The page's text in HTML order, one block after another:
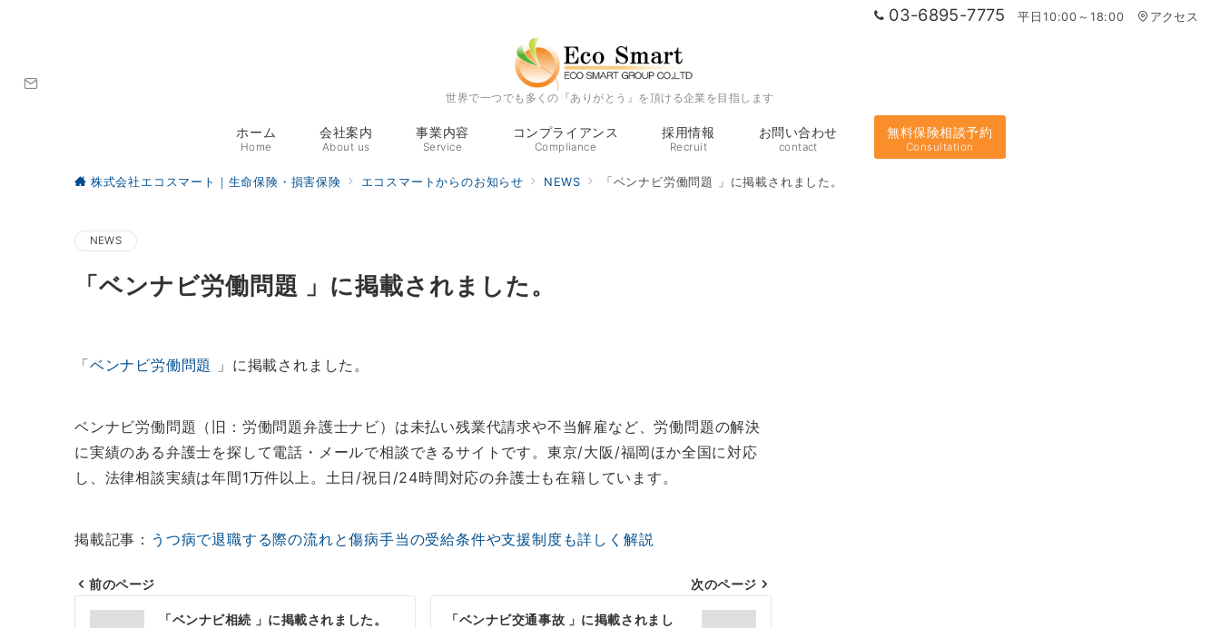
03-6895-7775 平日10:00～18:00 アクセス
世界で一つでも多くの『ありがとう』を頂ける企業を目指します
ホーム
Home
会社案内
About us
事業内容
Service
コンプライアンス
Compliance
採用情報
Recruit
お問い合わせ
contact
無料保険相談予約
Consultation
株式会社エコスマート｜生命保険・損害保険 エコスマートからのお知らせ NEWS 「ベンナビ労働問題 」に掲載されました。
NEWS
「ベンナビ労働問題 」に掲載されました。
「ベンナビ労働問題 」に掲載されました。
ベンナビ労働問題（旧：労働問題弁護士ナビ）は未払い残業代請求や不当解雇など、労働問題の解決
に実績のある弁護士を探して電話・メールで相談できるサイトです。東京/大阪/福岡ほか全国に対応
し、法律相談実績は年間1万件以上。土日/祝日/24時間対応の弁護士も在籍しています。
掲載記事： うつ病で退職する際の流れと傷病手当の受給条件や支援制度も詳しく解説
投
前のページ
「ベンナビ相続 」に掲載されました。
次のページ
「ベンナビ交通事故 」に掲載されまし